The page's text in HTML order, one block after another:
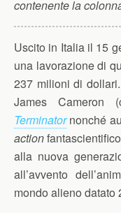
contenente la
Uscito in Italia il 15
una lavorazione di
237 milioni di
James Cameron
Terminatornonché
action
alla nuova
all’avvento
mondo alieno datato